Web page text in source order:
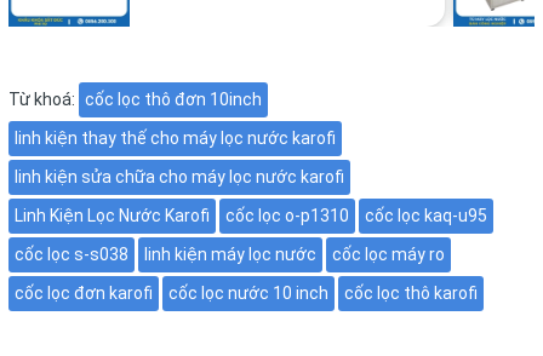
◆Karofi O-P1310
Các dòng máy lọc nước sử dụng cốc lọc 10 inch tiêu
chuẩn
Phiên bản này không bao gồm nắp cốc, phù hợp cho người
dùng cần thay thế riêng phần thân cốc bị nứt, ố vàng
hoặc hư hỏng.
Từ khoá: cốc lọc thô đơn 10inch
linh kiện thay thế cho máy lọc nước karofi
linh kiện sửa chữa cho máy lọc nước karofi
Linh Kiện Lọc Nước Karofi
cốc lọc o-p1310
cốc lọc kaq-u95
cốc lọc s-s038
linh kiện máy lọc nước
cốc lọc máy ro
cốc lọc đơn karofi
cốc lọc nước 10 inch cốc lọc thô karofi